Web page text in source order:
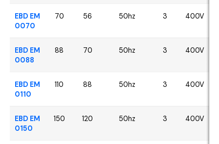
EBD EM
0070
70 56 50hz 3 400V
EBD EM
0088
88 70 50hz 3 400V
EBD EM
0110
110 88 50hz 3 400V
EBD EM
0150
150 120 50hz 3 400V